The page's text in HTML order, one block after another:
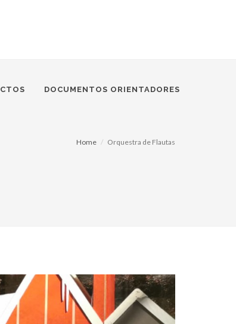
DOCUMENTOS ORIENTADORES
Home Orquestra de Flautas